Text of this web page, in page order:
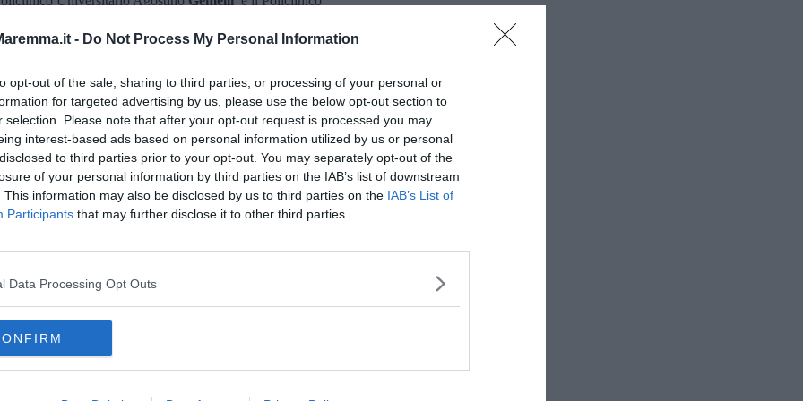
- Do Not Process My Personal Information
opt-out of the sale, sharing to third parties, or processing of your personal or
for targeted advertising by us, please use the below opt-out section to
selection. Please note that after your opt-out request is processed you may
interest-based ads based on personal information utilized by us or personal
to third parties prior to your opt-out. You may separately opt-out of the
of your personal information by third parties on the IAB’s list of downstream
This information may also be disclosed by us to third parties on the IAB’s List of
Participants that may further disclose it to other third parties.
Data Processing Opt Outs
Cotignola Ospedale di Treviso , l'Umberto I - GM Lancisi
uno dei suoi ospedali fra i primi 28 d'Italia nel 2022. Si tratta
.
la chirurgia oncologica
a Siena
: tutte e tre le aziende ospedaliero universitarie
sulla chirurgia oncologica.
proporzione di nuovi interventi di resezione entro 120
pertumore maligno della mammella
chirurgico pertumore al polmone(e almeno 85
chirurgico per
gli indicatori, e 28 strutture sono state valutate con un livello
gli altri ospedali italiani nella rosa dei magnifici 28